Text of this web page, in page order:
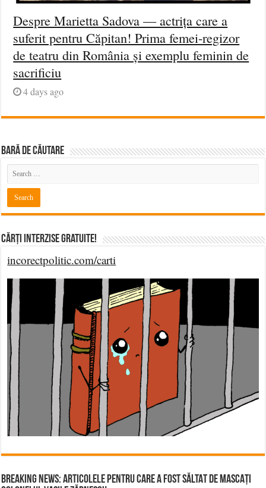
Despre Marietta Sadova — actrița care a
suferit pentru Căpitan! Prima femei-regizor
de teatru din România și exemplu feminin de
sacrificiu
4 days ago
BARĂ DE CĂUTARE
Cărți Interzise Gratuite!
incorectpolitic.com/carti
BREAKING NEWS: ARTICOLELE PENTRU CARE A FOST SĂLTAT DE MASCAȚI